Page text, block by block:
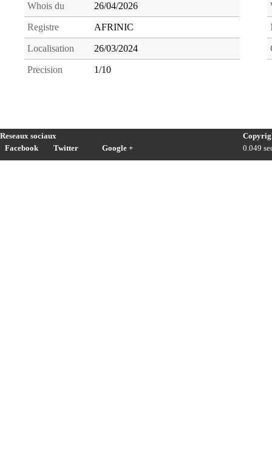
Whois du 26/04/2026
Registre AFRINIC
Localisation 26/03/2024
Precision 1/10
Reseaux sociaux
Facebook
Twitter Google +
0.049